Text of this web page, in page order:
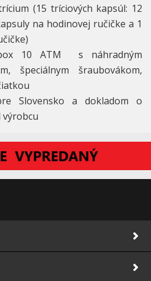
(15 tríciových kapsúl: 12
na hodinovej ručičke a 1
10 ATM s náhradným
špeciálnym šraubovákom,
Slovensko a dokladom o